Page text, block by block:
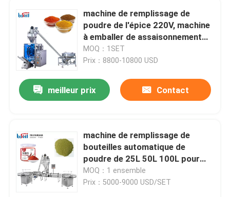
Domicile
Des produits
machine de remplissage de
poudre de l'épice 220V, machine
à emballer de assaisonnement
multifonctionnelle
MOQ：1SET
Prix：8800-10800 USD
meilleur prix Contact
machine de remplissage de
bouteilles automatique de
poudre de 25L 50L 100L pour
Chili Powder
MOQ：1 ensemble
Prix：5000-9000 USD/SET